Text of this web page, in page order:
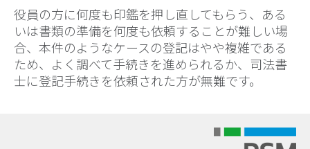
役員の方に何度も印鑑を押し直してもらう、ある
いは書類の準備を何度も依頼することが難しい場
合、本件のようなケースの登記はやや複雑である
ため、よく調べて手続きを進められるか、司法書
士に登記手続きを依頼された方が無難です。